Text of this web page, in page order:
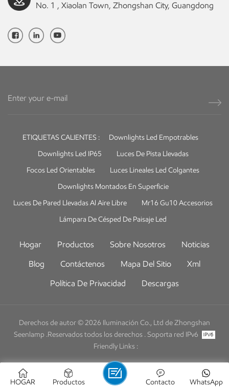
No. 1 , Xiaolan Town, Zhongshan City, Guangdong
ETIQUETAS CALIENTES :
Downlights Led Empotrables
Downlights Led IP65
Luces De Pista Llevadas
Focos Led Orientables
Luces Lineales Led Colgantes
Downlights Montados En Superficie
Luces De Pared Llevadas Al Aire Libre
Mr16 Gu10 Accesorios
Lámpara De Césped De Paisaje Led
Hogar Productos Sobre Nosotros
Noticias
Blog
Contáctenos Mapa Del Sitio
Xml
Política De Privacidad
Descargas
Derechos de autor © 2026 Iluminación Co., Ltd de Zhongshan
Seenlamp .Reservados todos los derechos . Soporta red IPv6
Friendly Links :
HOGAR Productos WhatsApp
Contacto